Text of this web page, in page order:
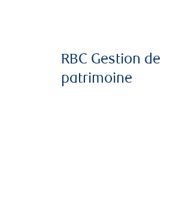
RBC Gestion de
patrimoine